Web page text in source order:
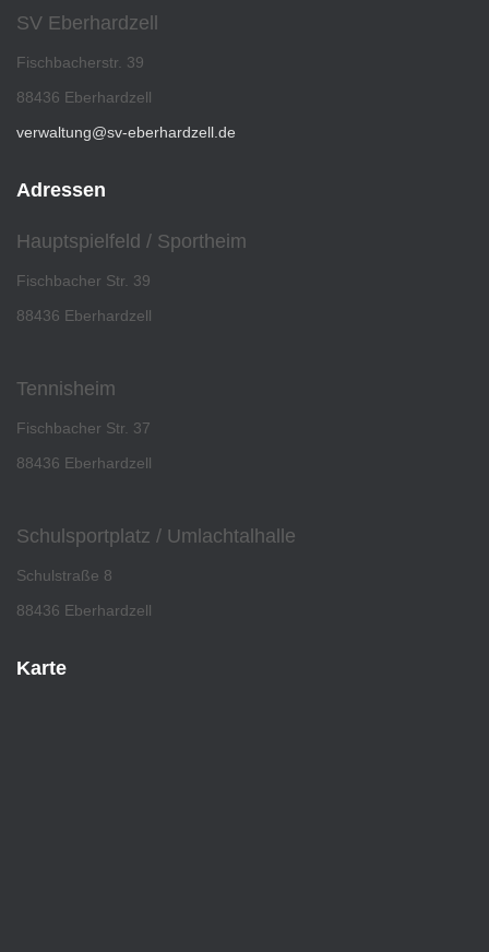
SV Eberhardzell
Fischbacherstr. 39
88436 Eberhardzell
verwaltung@sv-eberhardzell.de
Adressen
Hauptspielfeld / Sportheim
Fischbacher Str. 39
88436 Eberhardzell
Tennisheim
Fischbacher Str. 37
88436 Eberhardzell
Schulsportplatz / Umlachtalhalle
Schulstraße 8
88436 Eberhardzell
Karte